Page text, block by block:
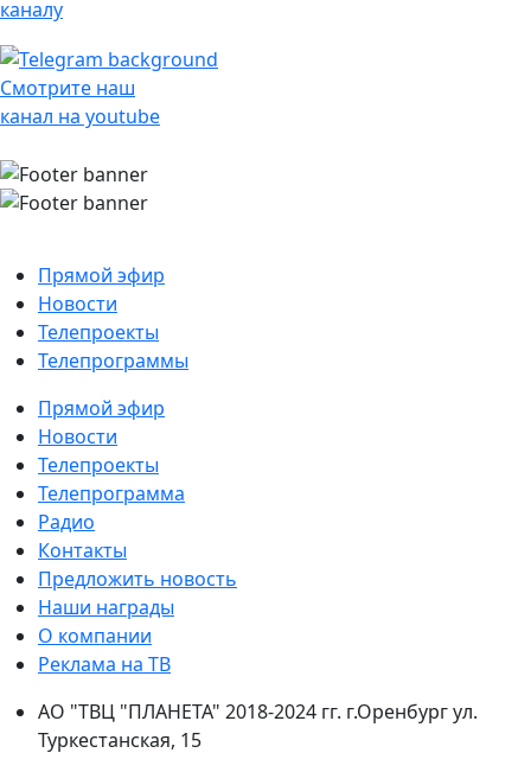
каналу
Смотрите наш
канал на youtube
Прямой эфир
Новости
Телепроекты
Телепрограммы
Прямой эфир
Новости
Телепроекты
Телепрограмма
Радио
Контакты
Предложить новость
Наши награды
О компании
Реклама на ТВ
АО "ТВЦ "ПЛАНЕТА" 2018-2024 гг. г.Оренбург ул.
Туркестанская, 15